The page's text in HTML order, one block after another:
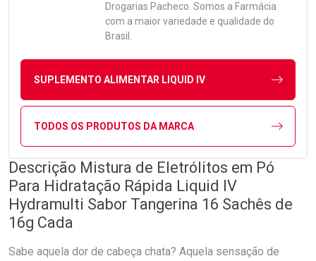
Drogarias Pacheco. Somos a Farmácia
com a maior variedade e qualidade do
Brasil.
SUPLEMENTO ALIMENTAR LIQUID IV
TODOS OS PRODUTOS DA MARCA
Descrição Mistura de Eletrólitos em Pó
Para Hidratação Rápida Liquid IV
Hydramulti Sabor Tangerina 16 Sachês de
16g Cada
Sabe aquela dor de cabeça chata? Aquela sensação de